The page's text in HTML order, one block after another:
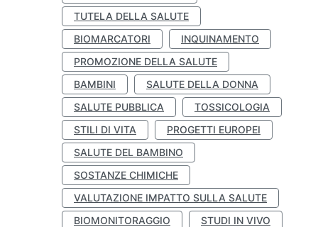
TUTELA DELLA SALUTE
BIOMARCATORI
INQUINAMENTO
PROMOZIONE DELLA SALUTE
BAMBINI
SALUTE DELLA DONNA
SALUTE PUBBLICA
TOSSICOLOGIA
STILI DI VITA
PROGETTI EUROPEI
SALUTE DEL BAMBINO
SOSTANZE CHIMICHE
VALUTAZIONE IMPATTO SULLA SALUTE
BIOMONITORAGGIO
STUDI IN VIVO